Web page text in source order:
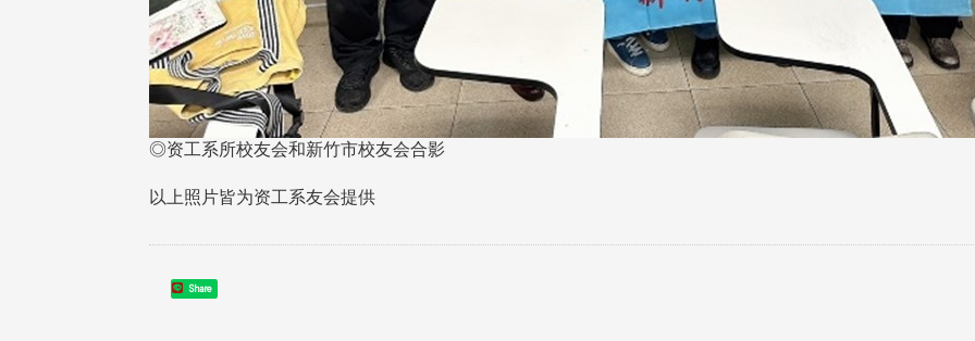
◎资工系所校友会和新竹市校友会合影
以上照片皆为资工系友会提供
Share